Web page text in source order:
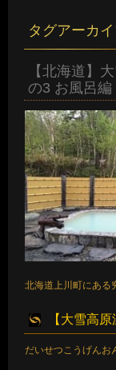
タグアーカ
【北海道】
の3 お風呂編
北海道上川町にある
【大雪高
だいせつこうげん